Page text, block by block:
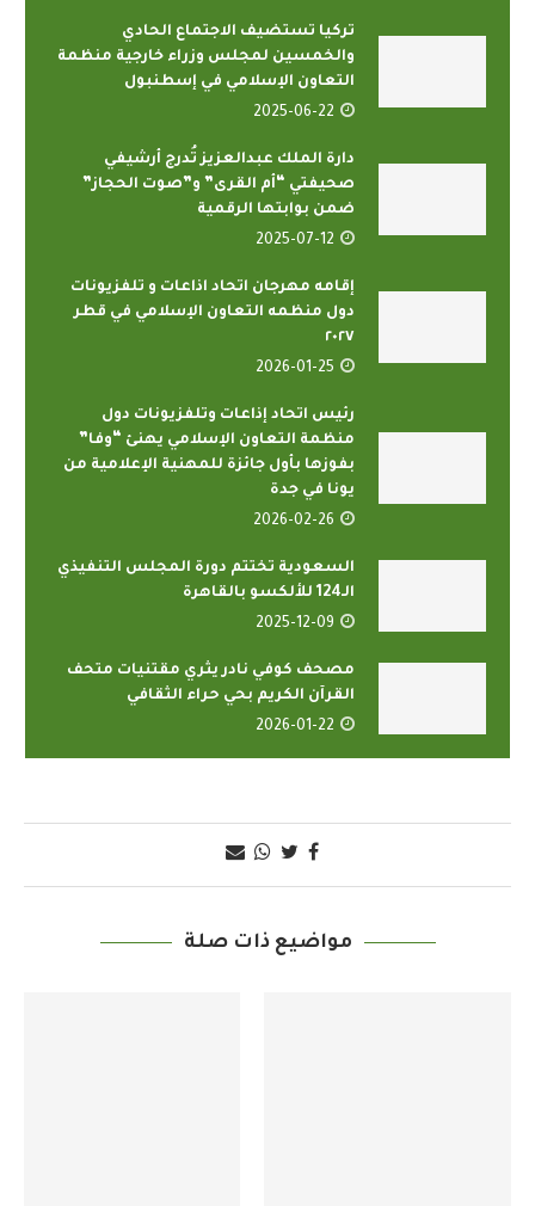
تركيا تستضيف الاجتماع الحادي
والخمسين لمجلس وزراء خارجية منظمة
التعاون الإسلامي في إسطنبول
2025-06-22
دارة الملك عبدالعزيز تُدرج أرشيفي
صحيفتي “أم القرى” و”صوت الحجاز”
ضمن بوابتها الرقمية
2025-07-12
إقامه مهرجان اتحاد اذاعات و تلفزيونات
دول منظمه التعاون الإسلامي في قطر
٢٠٢٧
2026-01-25
رئيس اتحاد إذاعات وتلفزيونات دول
منظمة التعاون الإسلامي يهنئ “وفا”
بفوزها بأول جائزة للمهنية الإعلامية من
يونا في جدة
2026-02-26
السعودية تختتم دورة المجلس التنفيذي
الـ124 للألكسو بالقاهرة
2025-12-09
مصحف كوفي نادر يثري مقتنيات متحف
القرآن الكريم بحي حراء الثقافي
2026-01-22
مواضيع ذات صلة